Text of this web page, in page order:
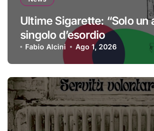
Ultime Sigarette: “Solo un
singolo d’esordio
Fabio Alcini Ago 1, 2026